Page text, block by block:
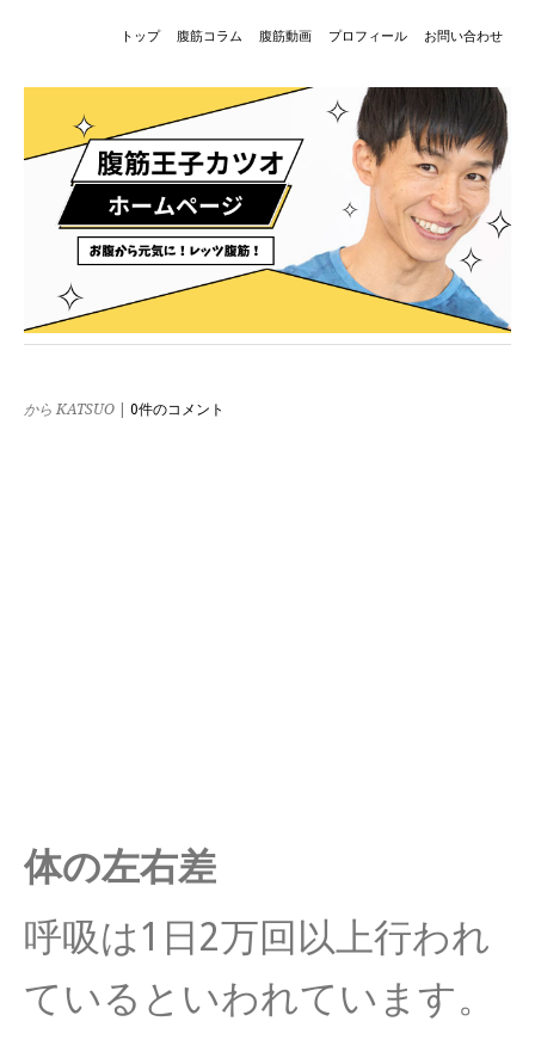
トップ 腹筋コラム 腹筋動画 プロフィール お問い合わせ
から KATSUO 0件のコメント
体の左右差
呼吸は1日2万回以上行われ
ているといわれています。